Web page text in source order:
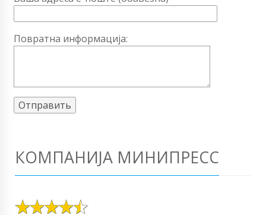
Повратна информација:
КОМПАНИЈА МИНИПРЕСС